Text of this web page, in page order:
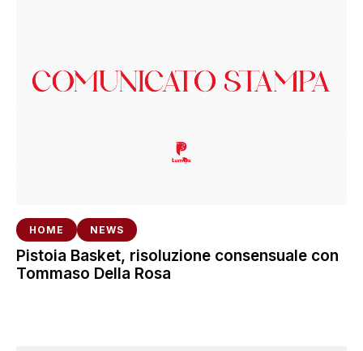
HOME NEWS
Pistoia Basket, risoluzione consensuale con
Tommaso Della Rosa